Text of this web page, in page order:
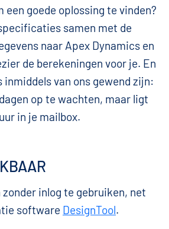
een goede oplossing te vinden?
samen met de
naar Apex Dynamics en
de berekeningen voor je. En
inmiddels van ons gewend zijn:
op te wachten, maar ligt
in je mailbox.
inlog te gebruiken, net
software DesignTool.